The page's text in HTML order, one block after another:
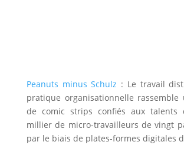
Peanuts minus Schulz : Le travail
pratique organisationnelle rassemble
de comic strips confiés aux talents
millier de micro-travailleurs de vingt
par le biais de plates-formes digitales